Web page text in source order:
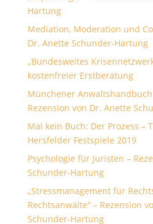
Hartung
Mediation, Moderation und
Dr. Anette Schunder-Hartung
„Bundesweites
kostenfreier Erstberatung
Münchener
Rezension von Dr. Anette
Mal kein Buch: Der Prozess –
Hersfelder Festspiele 2019
Psychologie für Juristen –
Schunder-Hartung
„Stressmanagement für
Rechtsanwälte“ – Rezension
Schunder-Hartung